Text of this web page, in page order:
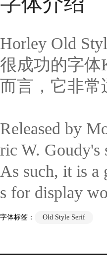
Horley Old
很成功的字体
而言，它非常
Released by
ric W. Goudy's
As such, it is a
s for display
字体标签： Old Style Serif